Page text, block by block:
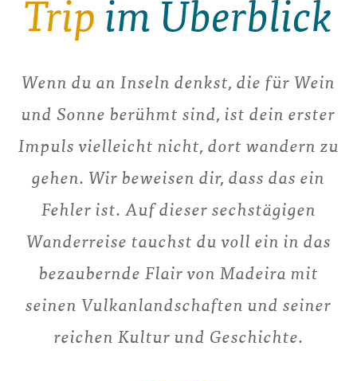
Trip im Überblick
Wenn du an Inseln denkst, die für Wein
und Sonne berühmt sind, ist dein erster
Impuls vielleicht nicht, dort wandern zu
gehen. Wir beweisen dir, dass das ein
Fehler ist. Auf dieser sechstägigen
Wanderreise tauchst du voll ein in das
bezaubernde Flair von Madeira mit
seinen Vulkanlandschaften und seiner
reichen Kultur und Geschichte.